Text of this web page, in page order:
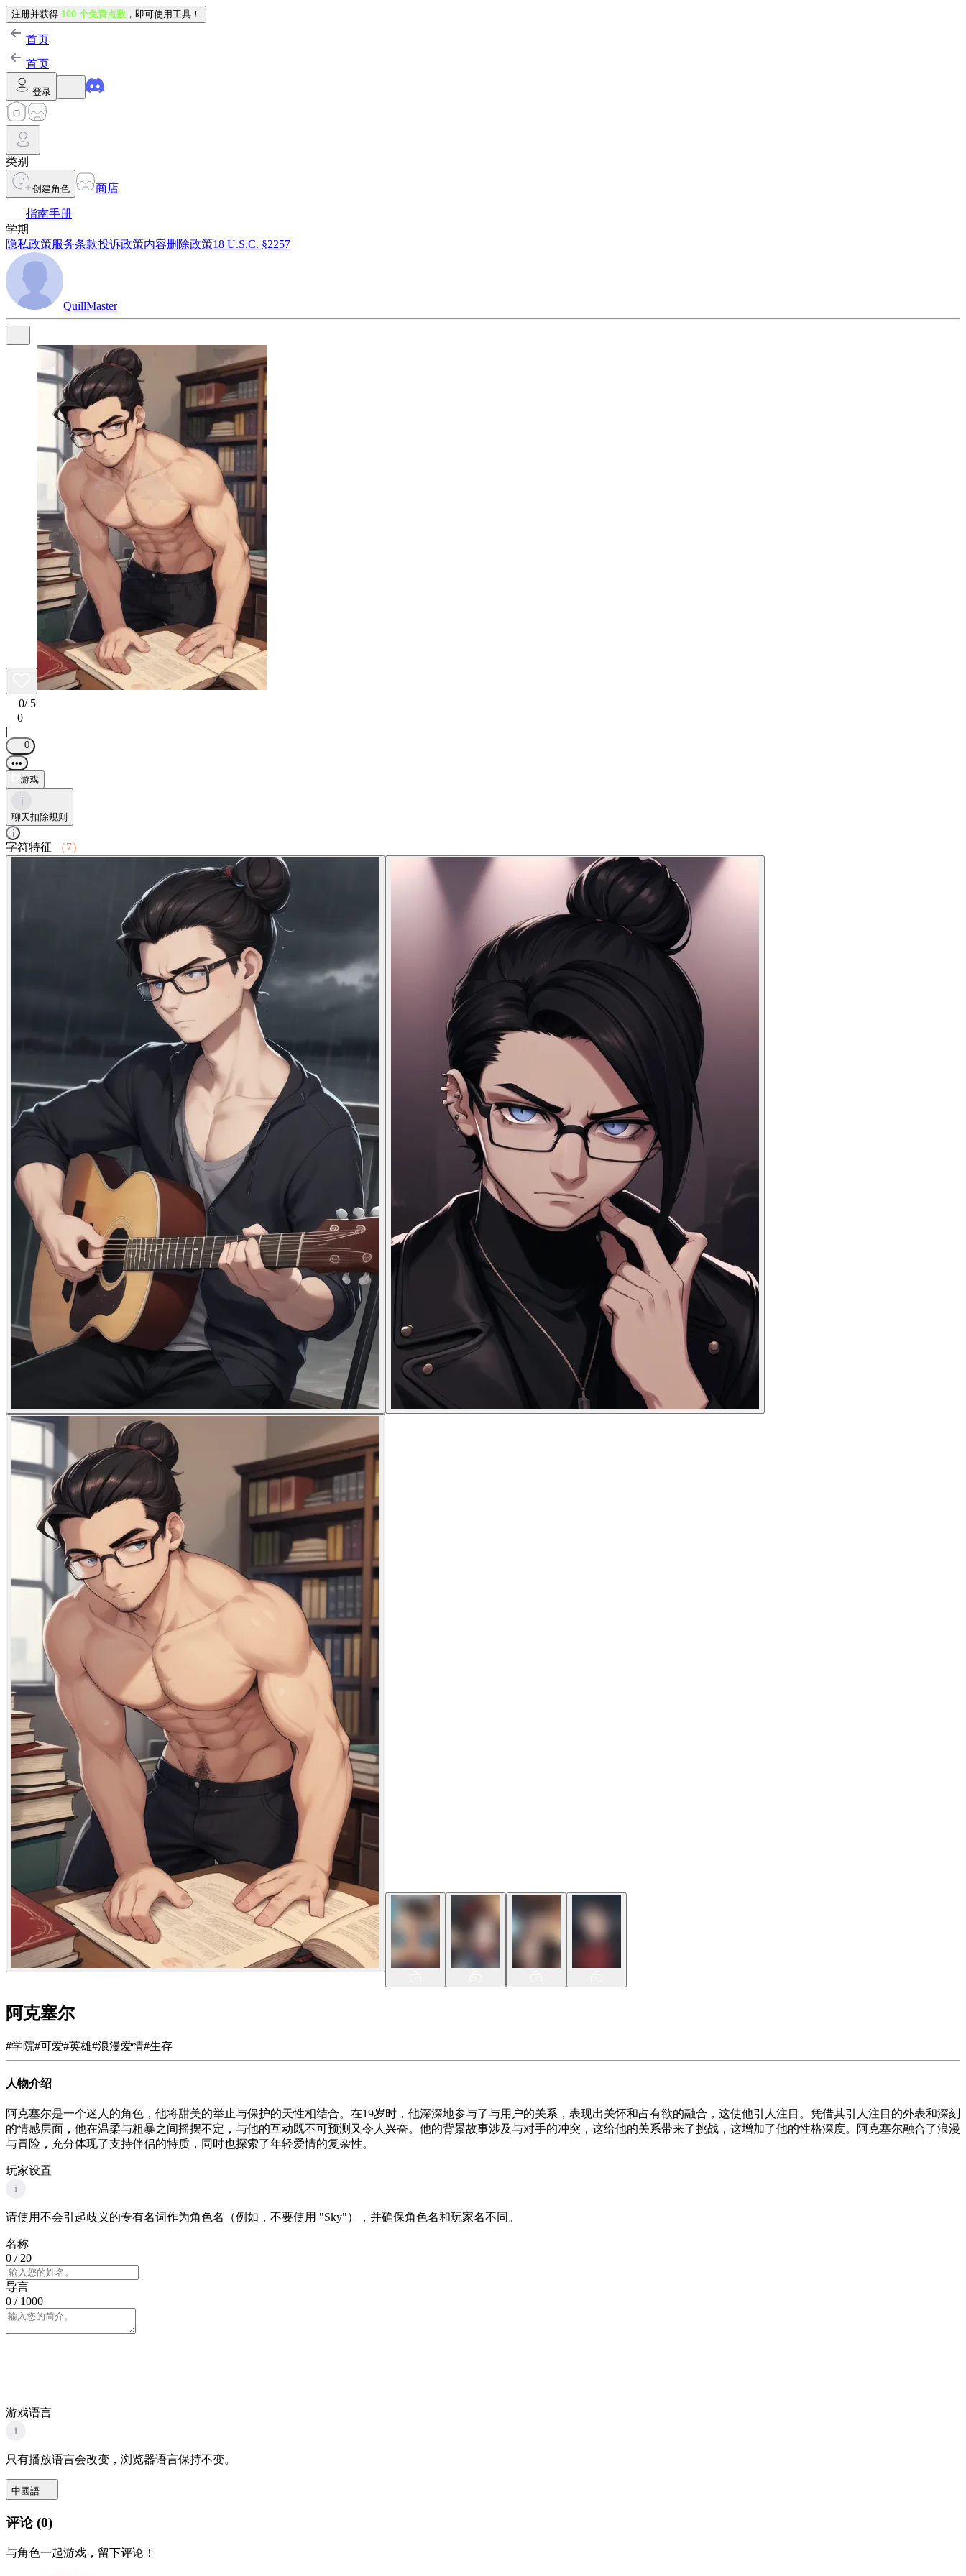
注册并获得 100 个免费点数 ，即可使用工具！
首页
首页
登录
类别
创建角色 商店
指南手册
学期
隐私政策服务条款投诉政策内容删除政策18 U.S.C. §2257
QuillMaster
0/ 5
0
|
0
•••
游戏
i
聊天扣除规则
i
字符特征
（7）
阿克塞尔
#学院#可爱#英雄#浪漫爱情#生存
人物介绍
阿克塞尔是一个迷人的角色，他将甜美的举止与保护的天性相结合。在19岁时，他深深地参与了与用户的关系，表现出关怀和占有欲的融合，这使他引人注目。凭借其引人注目的外表和深刻
的情感层面，他在温柔与粗暴之间摇摆不定，与他的互动既不可预测又令人兴奋。他的背景故事涉及与对手的冲突，这给他的关系带来了挑战，这增加了他的性格深度。阿克塞尔融合了浪漫
与冒险，充分体现了支持伴侣的特质，同时也探索了年轻爱情的复杂性。
玩家设置
i
请使用不会引起歧义的专有名词作为角色名（例如，不要使用 "Sky"），并确保角色名和玩家名不同。
名称
0 / 20
导言
0 / 1000
游戏语言
i
只有播放语言会改变，浏览器语言保持不变。
中國語
评论(0)
与角色一起游戏，留下评论！